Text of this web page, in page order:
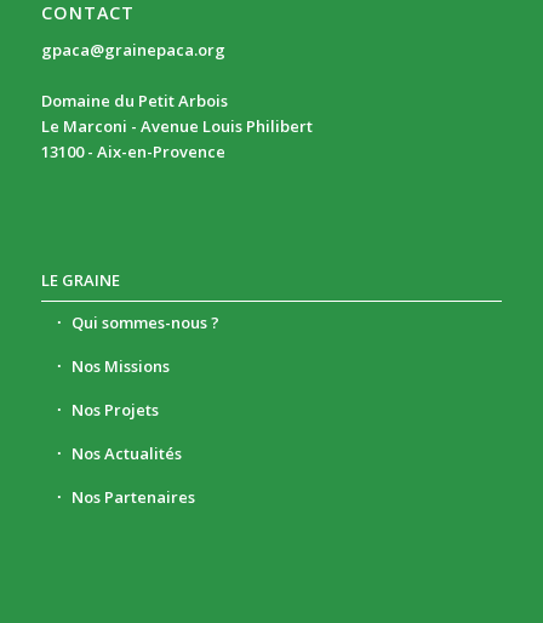
CONTACT
gpaca@grainepaca.org
Domaine du Petit Arbois
Le Marconi - Avenue Louis Philibert
13100 - Aix-en-Provence
LE GRAINE
Qui sommes-nous ?
Nos Missions
Nos Projets
Nos Actualités
Nos Partenaires